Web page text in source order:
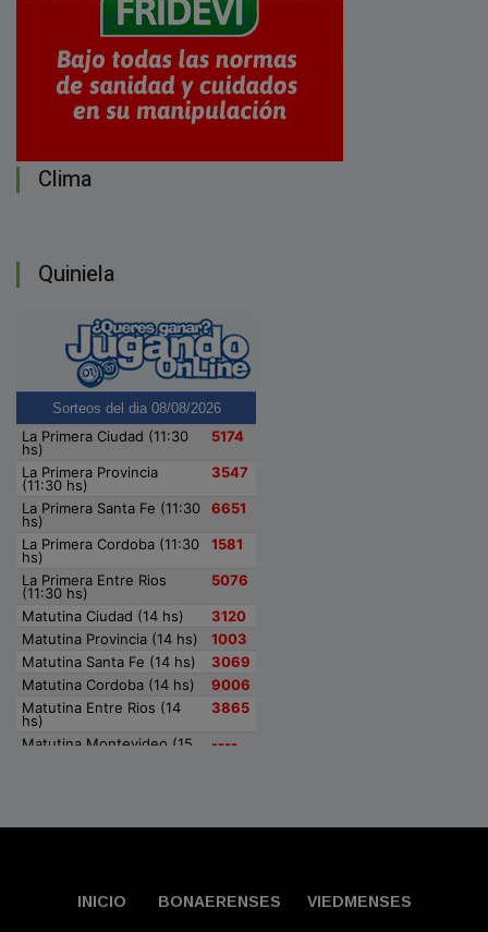
Clima
Quiniela
INICIO BONAERENSES VIEDMENSES